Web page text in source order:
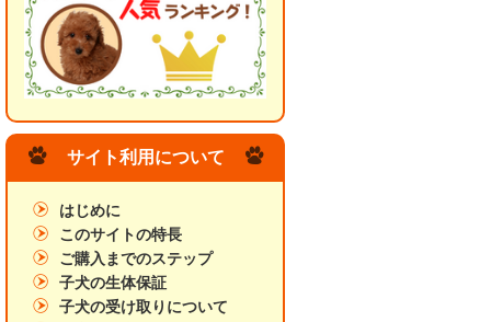
サイト利用について
はじめに
このサイトの特長
ご購入までのステップ
子犬の生体保証
子犬の受け取りについて